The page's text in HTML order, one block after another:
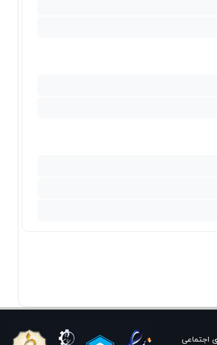
اجتماعی